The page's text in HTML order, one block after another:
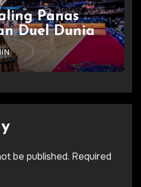
Panas
Duel Dunia
be published. Required